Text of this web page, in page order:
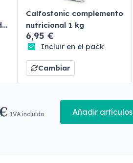
Calfostonic complemento
nutricional 1 kg
6,95 €
Incluir en el pack
Cambiar
IVA incluido Añadir artículos